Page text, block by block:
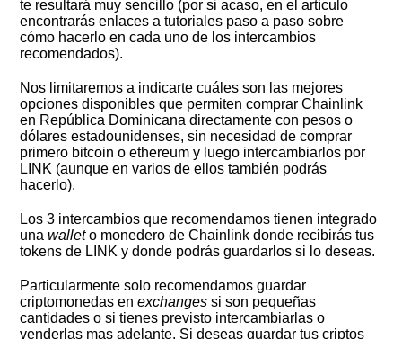
te resultará muy sencillo (por si acaso, en el artículo
encontrarás enlaces a tutoriales paso a paso sobre
cómo hacerlo en cada uno de los intercambios
recomendados).
Nos limitaremos a indicarte cuáles son las mejores
opciones disponibles que permiten comprar Chainlink
en República Dominicana directamente con pesos o
dólares estadounidenses, sin necesidad de comprar
primero bitcoin o ethereum y luego intercambiarlos por
LINK (aunque en varios de ellos también podrás
hacerlo).
Los 3 intercambios que recomendamos tienen integrado
unawalleto monedero de Chainlink donde recibirás tus
tokens de LINK y donde podrás guardarlos si lo deseas.
Particularmente solo recomendamos guardar
criptomonedas enexchanges si son pequeñas
cantidades o si tienes previsto intercambiarlas o
venderlas mas adelante. Si deseas guardar tus criptos